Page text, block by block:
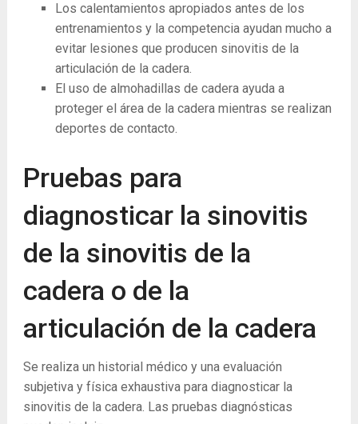
Los calentamientos apropiados antes de los
entrenamientos y la competencia ayudan mucho a
evitar lesiones que producen sinovitis de la
articulación de la cadera.
El uso de almohadillas de cadera ayuda a
proteger el área de la cadera mientras se realizan
deportes de contacto.
Pruebas para
diagnosticar la sinovitis
de la sinovitis de la
cadera o de la
articulación de la cadera
Se realiza un historial médico y una evaluación
subjetiva y física exhaustiva para diagnosticar la
sinovitis de la cadera. Las pruebas diagnósticas